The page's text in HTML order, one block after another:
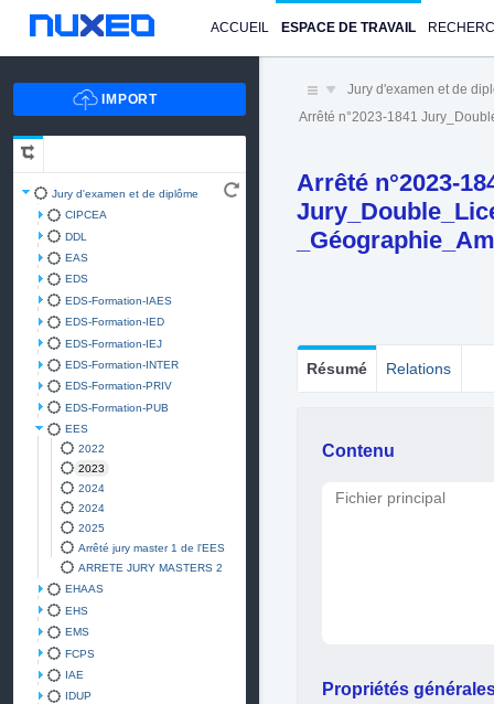
ACCUEIL ESPACE DE TRAVAIL
Jury d'examen et de diplôme
CIPCEA
DDL
EAS
EDS
EDS-Formation-IAES
EDS-Formation-IED
EDS-Formation-IEJ
EDS-Formation-INTER
EDS-Formation-PRIV
EDS-Formation-PUB
EES
2022
2023
2024
2024
2025
Arrêté jury master 1 de l'EES
ARRETE JURY MASTERS 2
EHAAS
EHS
EMS
FCPS
IAE
IDUP
Jury d'examen et de
Arrêté n°2023-1841
Arrêté n°2023-
Résumé Relations
Contenu
Fichier principal
Propriétés